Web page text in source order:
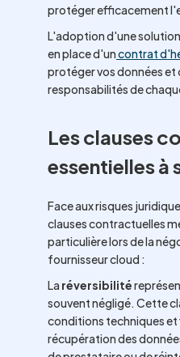
protéger efficacement
L'adoption d'une
en place d'uncontrat
protéger vos données et
responsabilités de
Les clauses
essentielles à
Face aux risques
clauses contractuelles
particulière lors de la
fournisseur cloud :
La réversibilité
souvent négligé. Cette
conditions techniques et
récupération des